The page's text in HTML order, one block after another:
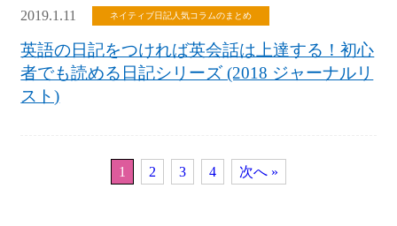
2019.1.11 ネイティブ日記人気コラムのまとめ
英語の日記をつければ英会話は上達する！初心
者でも読める日記シリーズ (2018 ジャーナルリ
スト)
1 2 3 4 次へ »